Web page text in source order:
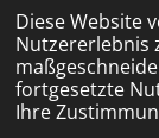
Diese Website
Nutzererlebnis
fortgesetzte
Ihre